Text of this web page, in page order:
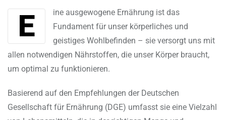
Eine ausgewogene Ernährung ist das
Fundament für unser körperliches und
geistiges Wohlbefinden – sie versorgt uns mit
allen notwendigen Nährstoffen, die unser Körper braucht,
um optimal zu funktionieren.
Basierend auf den Empfehlungen der Deutschen
Gesellschaft für Ernährung (DGE) umfasst sie eine Vielzahl